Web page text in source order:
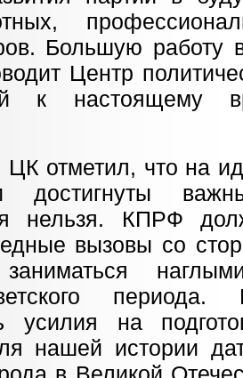
Большую работу
Центр
к настоящему
ЦК отметил, что на
достигнуты
нельзя. КПРФ
вызовы со
периода.
усилия на
нашей истории